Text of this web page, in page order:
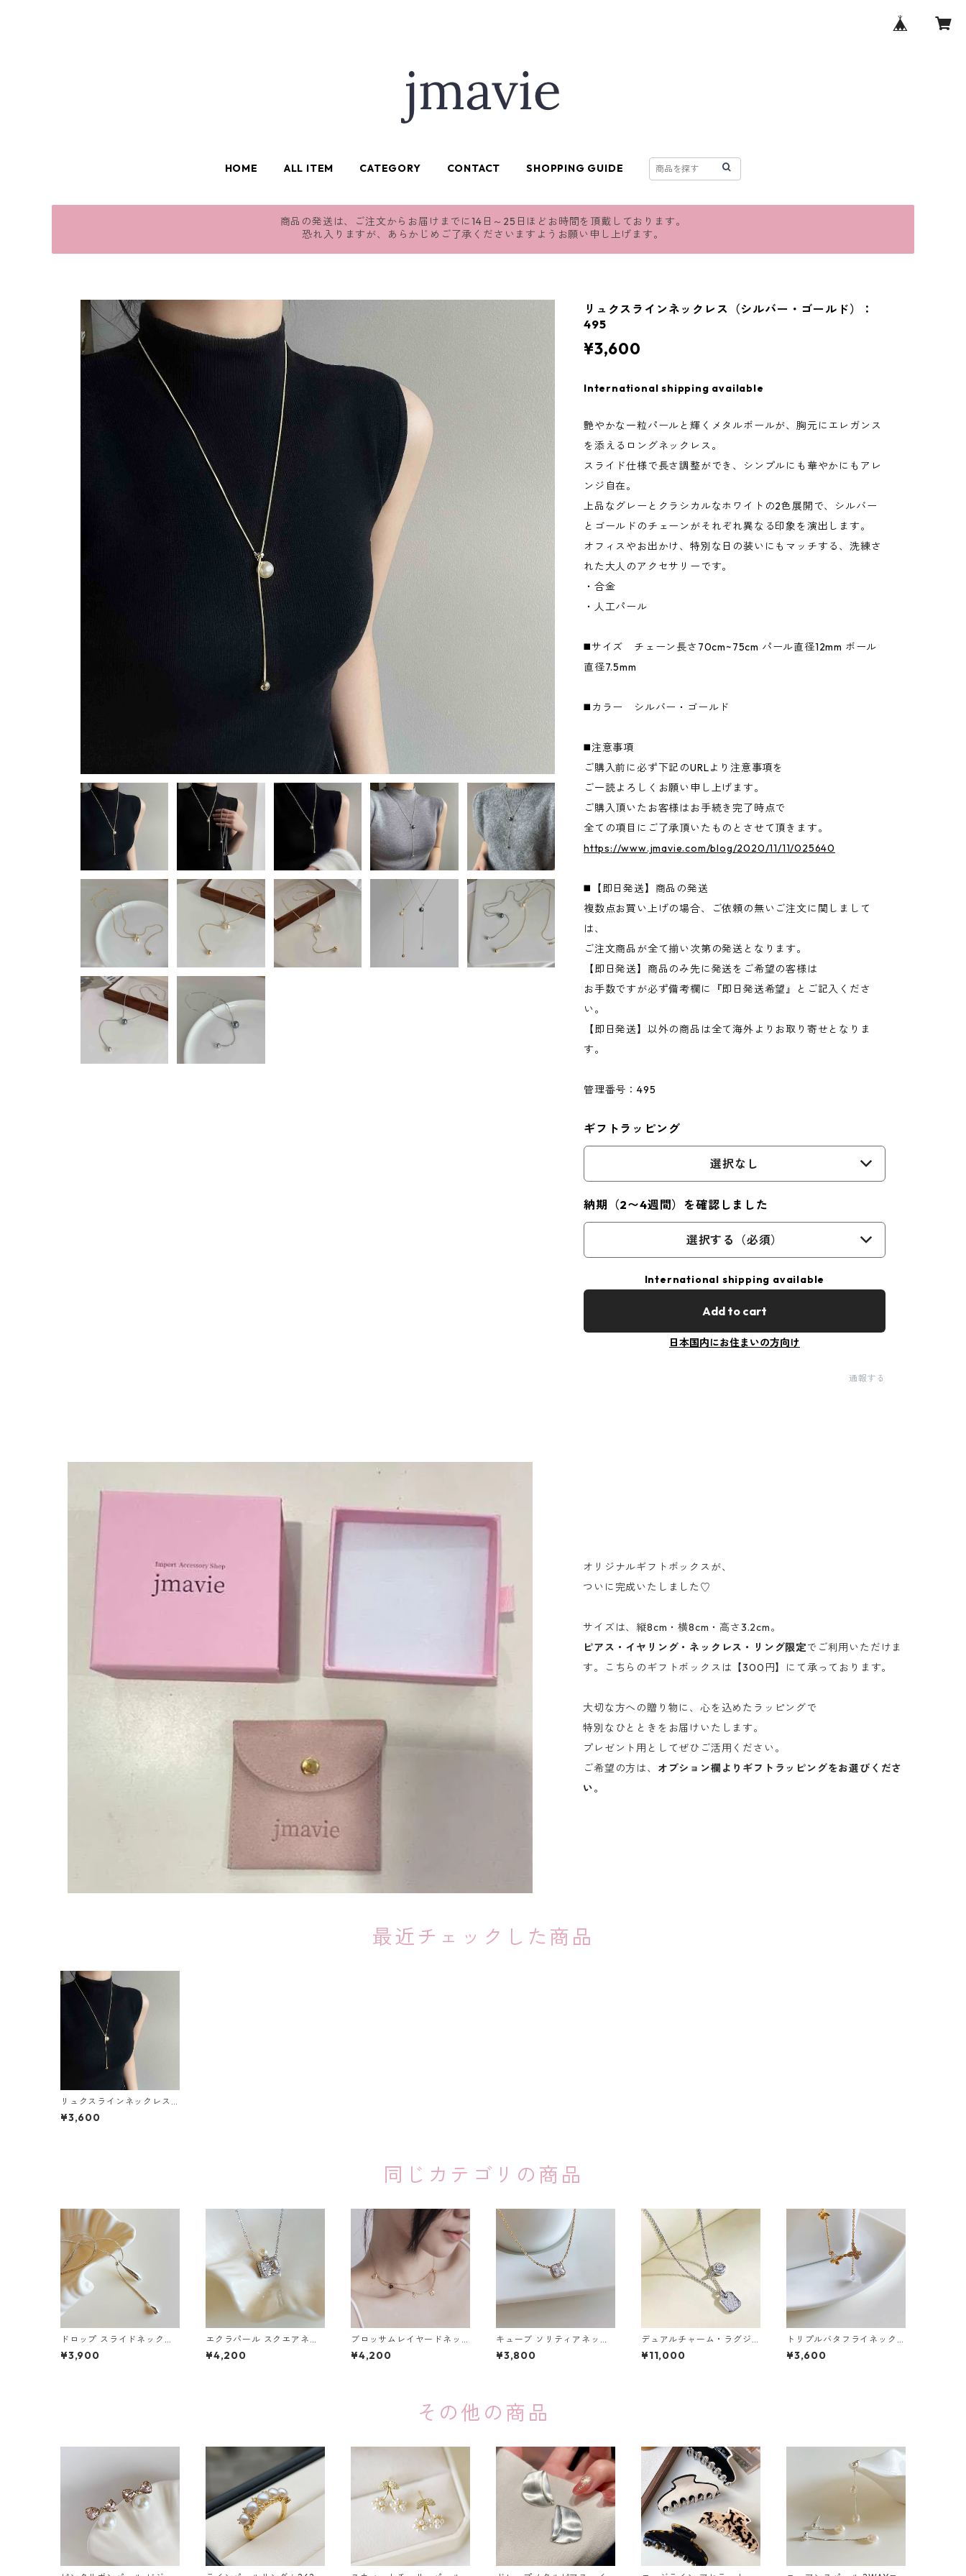
HOME ALL ITEM CATEGORY CONTACT SHOPPING GUIDE
商品の発送は、ご注文からお届けまでに14日～25日ほどお時間を頂戴しております。
恐れ入りますが、あらかじめご了承くださいますようお願い申し上げます。
リュクスラインネックレス（シルバー・ゴールド）：
495
¥3,600
International shipping available
艶やかな一粒パールと輝くメタルボールが、胸元にエレガンス
を添えるロングネックレス。
スライド仕様で長さ調整ができ、シンプルにも華やかにもアレ
ンジ自在。
上品なグレーとクラシカルなホワイトの2色展開で、シルバー
とゴールドのチェーンがそれぞれ異なる印象を演出します。
オフィスやお出かけ、特別な日の装いにもマッチする、洗練さ
れた大人のアクセサリーです。
・合金
・人工パール
◼️サイズ チェーン長さ70cm~75cm パール直径12mm ボール
直径7.5mm
◼️カラー シルバー・ゴールド
◼️注意事項
ご購入前に必ず下記のURLより注意事項を
ご一読よろしくお願い申し上げます。
ご購入頂いたお客様はお手続き完了時点で
全ての項目にご了承頂いたものとさせて頂きます。
https://www.jmavie.com/blog/2020/11/11/025640
◼️【即日発送】商品の発送
複数点お買い上げの場合、ご依頼の無いご注文に関しまして
は、
ご注文商品が全て揃い次第の発送となります。
【即日発送】商品のみ先に発送をご希望の客様は
お手数ですが必ず備考欄に『即日発送希望』とご記入くださ
い。
【即日発送】以外の商品は全て海外よりお取り寄せとなりま
す。
管理番号：495
ギフトラッピング
選択なし
納期（2〜4週間）を確認しました
選択する（必須）
International shipping available
Add to cart
日本国内にお住まいの方向け
通報する
オリジナルギフトボックスが、
ついに完成いたしました♡
サイズは、縦8cm・横8cm・高さ3.2cm。
ピアス・イヤリング・ネックレス・リング限定でご利用いただけま
す。こちらのギフトボックスは【300円】にて承っております。
大切な方への贈り物に、心を込めたラッピングで
特別なひとときをお届けいたします。
プレゼント用としてぜひご活用ください。
ご希望の方は、 オプション欄よりギフトラッピングをお選びくださ
い。
最近チェックした商品
リュクスラインネックレス
（シルバー・ゴールド）：4
95
¥3,600
同じカテゴリの商品
ドロップ スライドネックレ
ス：678
¥3,900
エクラパール スクエアネッ
クレス：674
¥4,200
ブロッサムレイヤードネッ
クレス：666
¥4,200
キューブ ソリティアネック
レス：637
¥3,800
デュアルチャーム・ラグジ
ュアリーネックレス（ゴー
ルド・シルバー）：632
¥11,000
トリプルバタフライネック
レス：624
¥3,600
その他の商品